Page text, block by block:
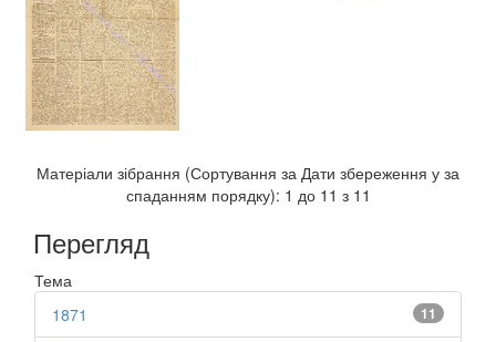
Матеріали зібрання (Сортування за Дати збереження у за
спаданням порядку): 1 до 11 з 11
Перегляд
Тема
11
1871